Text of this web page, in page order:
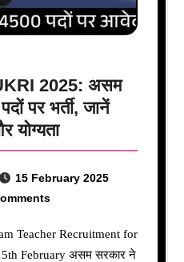
2025: असम
पर भर्ती, जानें
योग्यता
15 February 2025
February असम सरकार ने